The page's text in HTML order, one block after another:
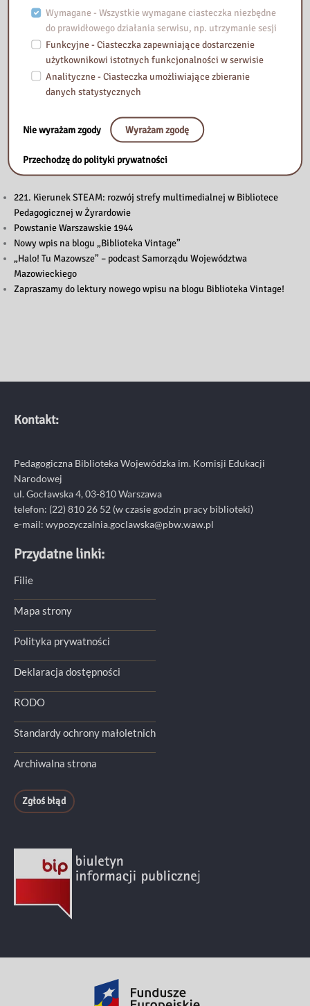
Przeczytaj
221. Kierunek STEAM: rozwój strefy multimedialnej w Bibliotece
Pedagogicznej w Żyrardowie
Powstanie Warszawskie 1944
Nowy wpis na blogu „Biblioteka Vintage”
„Halo! Tu Mazowsze” – podcast Samorządu Województwa
Mazowieckiego
Zapraszamy do lektury nowego wpisu na blogu Biblioteka Vintage!
Kontakt:
Pedagogiczna Biblioteka Wojewódzka im. Komisji Edukacji
Narodowej
ul. Gocławska 4, 03-810 Warszawa
telefon: (22) 810 26 52 (w czasie godzin pracy biblioteki)
e-mail: wypozyczalnia.goclawska@pbw.waw.pl
Przydatne linki:
Filie
Mapa strony
Polityka prywatności
Deklaracja dostępności
RODO
Standardy ochrony małoletnich
Archiwalna strona
Zgłoś błąd
Wymagane - Wszystkie wymagane ciasteczka niezbędne
do prawidłowego działania serwisu, np. utrzymanie sesji
Funkcyjne - Ciasteczka zapewniające dostarczenie
użytkownikowi istotnych funkcjonalności w serwisie
Analityczne - Ciasteczka umożliwiające zbieranie
danych statystycznych
Nie wyrażam zgody Wyrażam zgodę
Przechodzę do polityki prywatności